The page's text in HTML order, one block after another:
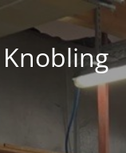
Knobling